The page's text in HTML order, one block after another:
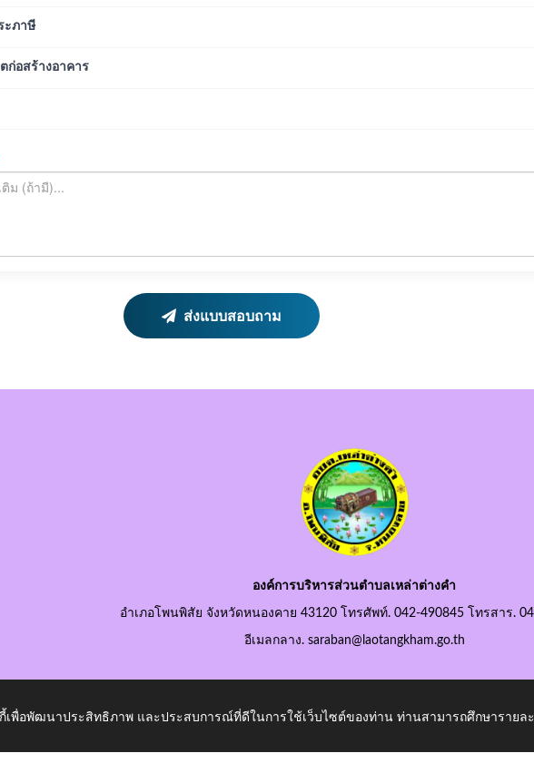
ะภาษี
ก่อสร้างอาคาร
ส่งแบบสอบถาม
องค์การบริหารส่วนตำบลเหล่าต่างคำ
อำเภอโพนพิสัย จังหวัดหนองคาย 43120 โทรศัพท์. 042-490845 โทรสาร.
อีเมลกลาง. saraban@laotangkham.go.th
http://www.laotangkham.go.th
เพื่อพัฒนาประสิทธิภาพ และประสบการณ์ที่ดีในการใช้เว็บไซต์ของท่าน ท่านสามารถศึกษารายล